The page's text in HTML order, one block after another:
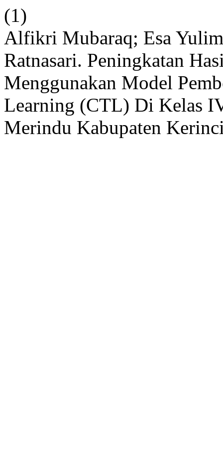
(1)
Alfikri Mubaraq; Esa
Ratnasari. Peningkatan
Menggunakan Model
Learning (CTL) Di Kelas
Merindu Kabupaten